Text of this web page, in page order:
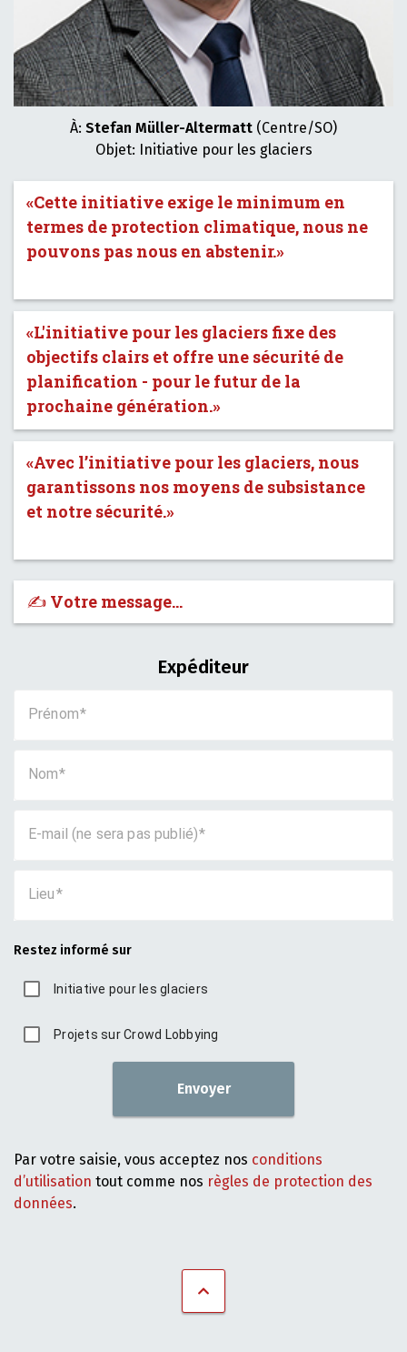
À: Stefan Müller-Altermatt (Centre/SO)
Objet: Initiative pour les glaciers
«Cette initiative exige le minimum en
termes de protection climatique, nous ne
pouvons pas nous en abstenir.»
«L'initiative pour les glaciers fixe des
objectifs clairs et offre une sécurité de
planification - pour le futur de la
prochaine génération.»
«Avec l’initiative pour les glaciers, nous
garantissons nos moyens de subsistance
et notre sécurité.»
✍️ Votre message…
Expéditeur
Prénom
Nom
E-mail (ne sera pas publié)
Lieu
Restez informé sur
Initiative pour les glaciers
Projets sur Crowd Lobbying
Envoyer
Par votre saisie, vous acceptez nos conditions
d’utilisation tout comme nos règles de protection des
données.